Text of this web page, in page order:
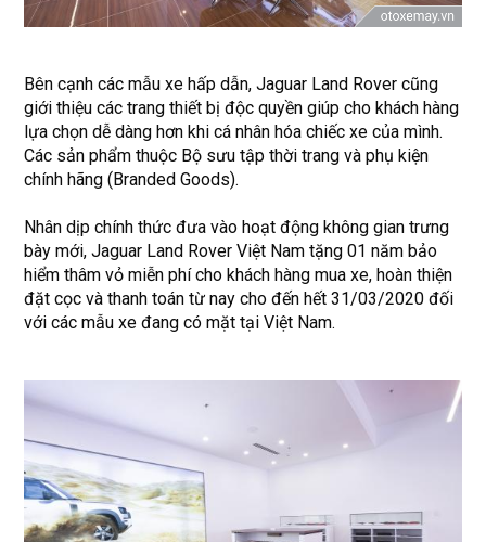
Bên cạnh các mẫu xe hấp dẫn, Jaguar Land Rover cũng
giới thiệu các trang thiết bị độc quyền giúp cho khách hàng
lựa chọn dễ dàng hơn khi cá nhân hóa chiếc xe của mình.
Các sản phẩm thuộc Bộ sưu tập thời trang và phụ kiện
chính hãng (Branded Goods).
Nhân dịp chính thức đưa vào hoạt động không gian trưng
bày mới, Jaguar Land Rover Việt Nam tặng 01 năm bảo
hiểm thâm vỏ miễn phí cho khách hàng mua xe, hoàn thiện
đặt cọc và thanh toán từ nay cho đến hết 31/03/2020 đối
với các mẫu xe đang có mặt tại Việt Nam.